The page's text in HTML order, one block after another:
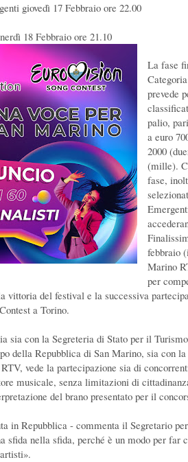
giovedì 17 Febbraio ore 22.00
18 Febbraio ore 21.10
La fase
prevede
palio,
a euro
2000
(mille).
fase,
febbraio
Marino
per
vittoria del festival e la successiva
a Torino.
sia con la Segreteria di Stato per il
della Repubblica di San Marino, sia con
vede la partecipazione sia di
musicale, senza limitazioni di
del brano presentato per il
in Repubblica - commenta il Segretario
sfida nella sfida, perché è un modo per far